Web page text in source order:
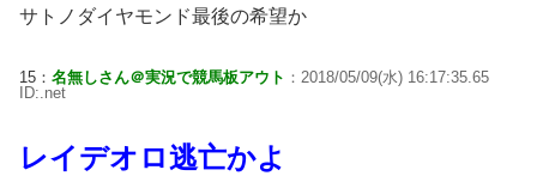
サトノダイヤモンド最後の希望か
15： 名無しさん＠実況で競馬板アウト ：2018/05/09(水) 16:17:35.65
ID:.net
レイデオロ逃亡かよ